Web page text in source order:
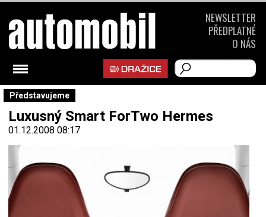
Představujeme
Luxusný Smart ForTwo Hermes
01.12.2008 08:17
NEWSLETTER
PŘEDPLATNÉ
O NÁS